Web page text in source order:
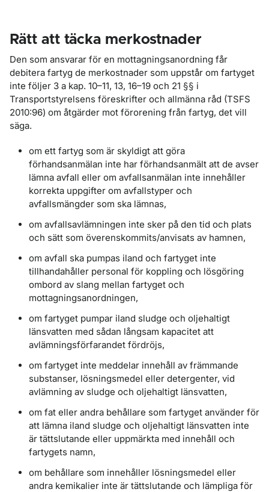
Rätt att täcka merkostnader
Den som ansvarar för en mottagningsanordning får
debitera fartyg de merkostnader som uppstår om fartyget
inte följer 3 a kap. 10–11, 13, 16–19 och 21 §§ i
Transportstyrelsens föreskrifter och allmänna råd (TSFS
2010:96) om åtgärder mot förorening från fartyg, det vill
säga.
om ett fartyg som är skyldigt att göra
förhandsanmälan inte har förhandsanmält att de avser
lämna avfall eller om avfallsanmälan inte innehåller
korrekta uppgifter om avfallstyper och
avfallsmängder som ska lämnas,
om avfallsavlämningen inte sker på den tid och plats
och sätt som överenskommits/anvisats av hamnen,
om avfall ska pumpas iland och fartyget inte
tillhandahåller personal för koppling och lösgöring
ombord av slang mellan fartyget och
mottagningsanordningen,
om fartyget pumpar iland sludge och oljehaltigt
länsvatten med sådan långsam kapacitet att
avlämningsförfarandet fördröjs,
om fartyget inte meddelar innehåll av främmande
substanser, lösningsmedel eller detergenter, vid
avlämning av sludge och oljehaltigt länsvatten,
om fat eller andra behållare som fartyget använder för
att lämna iland sludge och oljehaltigt länsvatten inte
är tättslutande eller uppmärkta med innehåll och
fartygets namn,
om behållare som innehåller lösningsmedel eller
andra kemikalier inte är tättslutande och lämpliga för